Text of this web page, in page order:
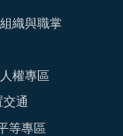
組織與職掌
人權專區
交通
等專區